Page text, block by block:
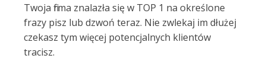
Twoja firma znalazła się w TOP 1 na określone
frazy pisz lub dzwoń teraz. Nie zwlekaj im dłużej
czekasz tym więcej potencjalnych klientów
tracisz.